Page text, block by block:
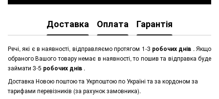
Доставка Оплата Гарантія
Речі, які є в наявності, відправляємо протягом 1-3 робочих днів . Якщо
обраного Вашого товару немає в наявності, то пошив та відправка буде
займати 3-5 робочих днів .
Доставка Новою поштою та Укрпоштою по Україні та за кордоном за
тарифами перевізників (за рахунок замовника).